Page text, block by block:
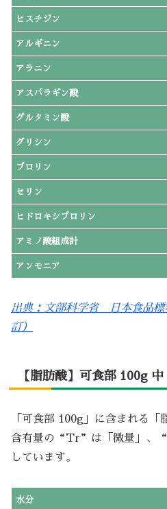
ヒスチジン
アルギニン
アラニン
アスパラギン酸
グルタミン酸
グリシン
プロリン
セリン
ヒドロキシプロリン
アミノ酸組成計
アンモニア
出典：文部科学省 日本食品標
訂）
【脂肪酸】可食部 100g 中
「可食部 100g」に含まれる「
含有量の“Tr”は「微量」、
しています。
水分